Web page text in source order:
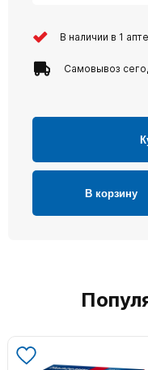
В наличии в 1
Самовывоз
В корзину